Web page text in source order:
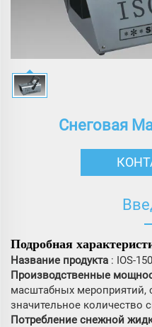
Снеговая
Подробная
Название продукта : IOS-
Производственные
масштабных мероприятий,
значительное количество
Потребление снежной